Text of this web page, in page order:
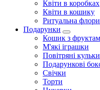
Квіти в коробках
Квіти в кошику
Ритуальна
Подарунки
Кошик з
М'які іграшки
Повітряні кульки
Подарункові
Свічки
Торти